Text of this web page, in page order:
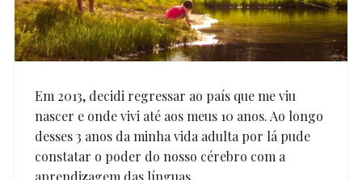
Em 2013, decidi regressar ao país que me viu
nascer e onde vivi até aos meus 10 anos. Ao longo
desses 3 anos da minha vida adulta por lá pude
constatar o poder do nosso cérebro com a